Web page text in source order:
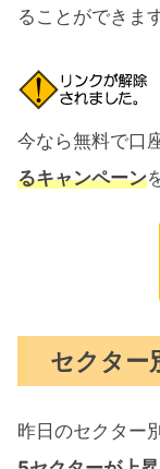
ることができます
今なら無料で口
るキャンペーン
セクター
昨日のセクター